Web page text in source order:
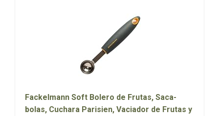
Fackelmann Soft Bolero de Frutas, Saca-
bolas, Cuchara Parisien, Vaciador de Frutas y